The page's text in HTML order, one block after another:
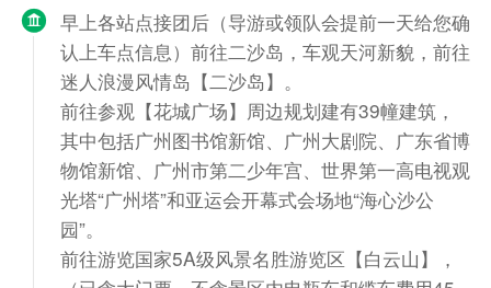
早上各站点接团后（导游或领队会提前一天给您确
认上车点信息）前往二沙岛，车观天河新貌，前往
迷人浪漫风情岛【二沙岛】。
前往参观【花城广场】周边规划建有39幢建筑，
其中包括广州图书馆新馆、广州大剧院、广东省博
物馆新馆、广州市第二少年宫、世界第一高电视观
光塔“广州塔”和亚运会开幕式会场地“海心沙公
园”。
前往游览国家5A级风景名胜游览区【白云山】，